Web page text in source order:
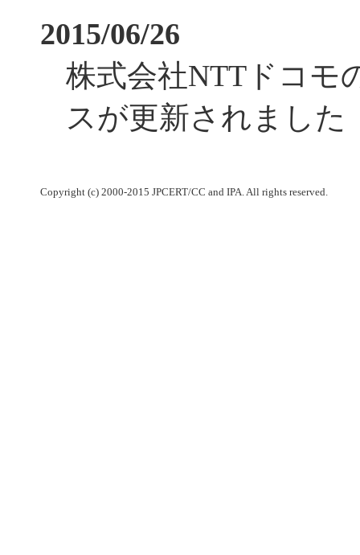
2015/06/26
株式会社NTTドコモ
スが更新されました
Copyright (c) 2000-2015 JPCERT/CC and IPA. All rights reserved.